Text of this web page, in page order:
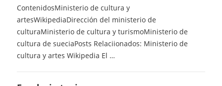
ContenidosMinisterio de cultura y
artesWikipediaDirección del ministerio de
culturaMinisterio de cultura y turismoMinisterio de
cultura de sueciaPosts Relaciionados: Ministerio de
cultura y artes Wikipedia El …